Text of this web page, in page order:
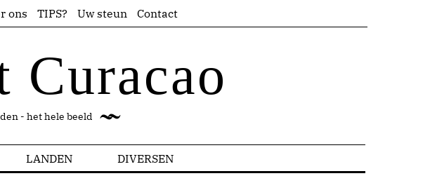
ons TIPS? Uw steun Contact
Curacao
- het hele beeld
LANDEN DIVERSEN